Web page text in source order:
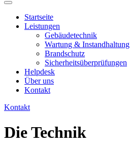
Startseite
Leistungen
Gebäudetechnik
Wartung & Instandhaltung
Brandschutz
Sicherheitsüberprüfungen
Helpdesk
Über uns
Kontakt
Kontakt
Die Technik